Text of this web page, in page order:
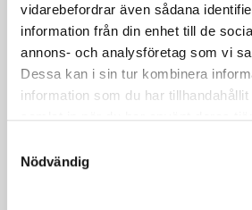
vidarebefordrar även sådana
information från din enhet till de
annons- och analysföretag som vi
Dessa kan i sin tur kombinera
information som du har
samlat in när du har använt deras
Nödvändig